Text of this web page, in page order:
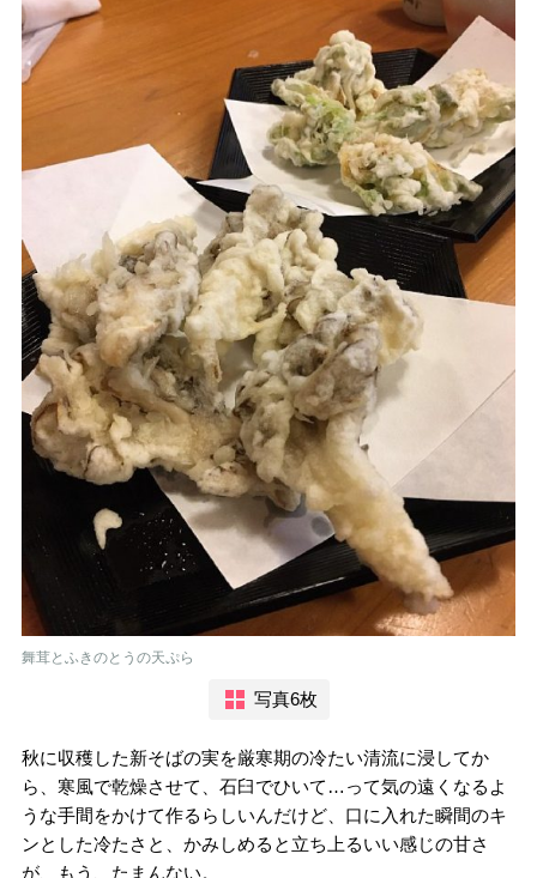
舞茸とふきのとうの天ぷら
写真6枚
秋に収穫した新そばの実を厳寒期の冷たい清流に浸してか
ら、寒風で乾燥させて、石臼でひいて…って気の遠くなるよ
うな手間をかけて作るらしいんだけど、口に入れた瞬間のキ
ンとした冷たさと、かみしめると立ち上るいい感じの甘さ
が、もう、たまんない。